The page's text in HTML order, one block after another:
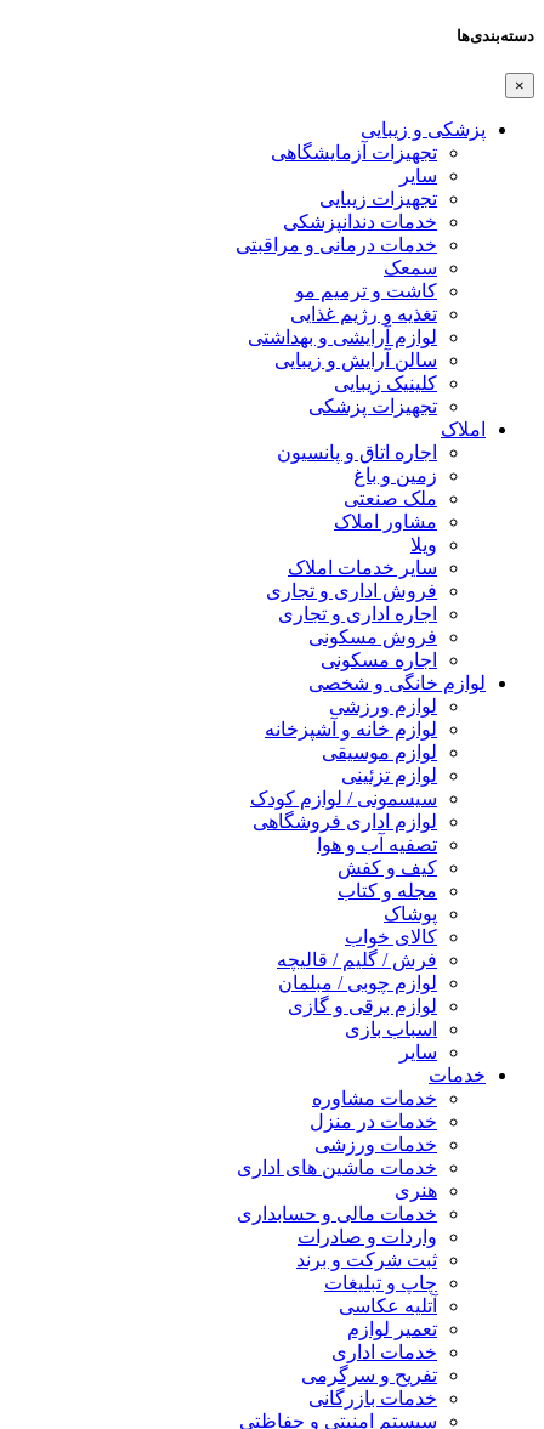
دسته‌بندی‌ها
×
پزشکی و زیبایی
تجهیزات آزمایشگاهی
سایر
تجهیزات زیبایی
خدمات دندانپزشکی
خدمات درمانی و مراقبتی
سمعک
کاشت و ترمیم مو
تغذیه و رژیم غذایی
لوازم آرایشی و بهداشتی
سالن آرایش و زیبایی
کلینیک زیبایی
تجهیزات پزشکی
املاک
اجاره اتاق و پانسیون
زمین و باغ
ملک صنعتی
مشاور املاک
ویلا
سایر خدمات املاک
فروش اداری و تجاری
اجاره اداری و تجاری
فروش مسکونی
اجاره مسکونی
لوازم خانگی و شخصی
لوازم ورزشی
لوازم خانه و آشپزخانه
لوازم موسیقی
لوازم تزئینی
سیسمونی / لوازم کودک
لوازم اداری فروشگاهی
تصفیه آب و هوا
کیف و کفش
مجله و کتاب
پوشاک
کالای خواب
فرش / گلیم / قالیچه
لوازم چوبی / مبلمان
لوازم برقی و گازی
اسباب بازی
سایر
خدمات
خدمات مشاوره
خدمات در منزل
خدمات ورزشی
خدمات ماشین های اداری
هنری
خدمات مالی و حسابداری
واردات و صادرات
ثبت شرکت و برند
چاپ و تبلیغات
آتلیه عکاسی
تعمیر لوازم
خدمات اداری
تفریح و سرگرمی
خدمات بازرگانی
سیستم امنیتی و حفاظتی